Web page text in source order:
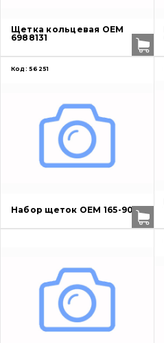
Вакансии
Каталог
Щетка кольцевая OEM
6988131
Код: 56251
Набор щеток OEM 165-9071